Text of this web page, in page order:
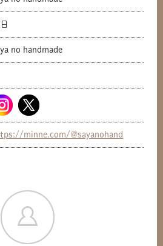
no handmade
minne.com/@sayanohand